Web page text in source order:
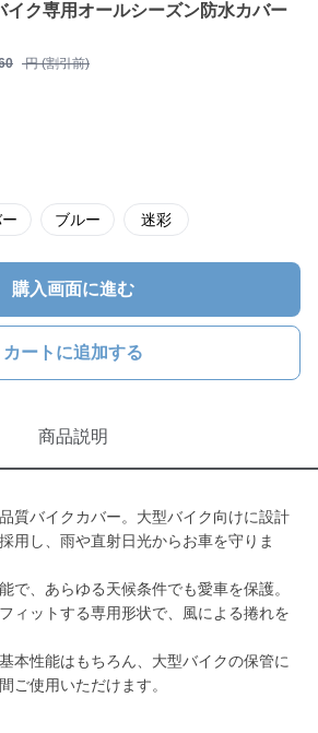
イク専用オールシーズン防水カバー
円 (割引前)
ブルー 迷彩
購入画面に進む
カートに追加する
商品説明
質バイクカバー。大型バイク向けに設計
用し、雨や直射日光からお車を守りま
で、あらゆる天候条件でも愛車を保護。
ィットする専用形状で、風による捲れを
本性能はもちろん、大型バイクの保管に
ご使用いただけます。